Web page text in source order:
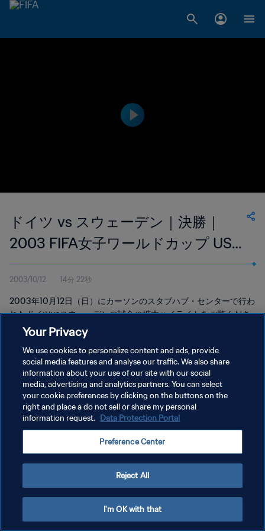
ドイツ vs スウェーデン｜決勝｜
2003 FIFA女子ワールドカップ USA
｜エクステンデッド・ハイライト
2003/10/12 14分 22秒
2003年10月12日（日）にカーソンのスタブハブ・センターで行わ
れたドイツvsスウェーデンの試合の拡大ハイライトをご覧くださ
い。
プライバシーポリシー
サービス利用規約
クッキー設定の管理
Copyright © 1994 - 2026 FIFA. All rights reserved.
Your Privacy
We use cookies to personalize content and ads, provide
social media features and analyse our traffic. We also share
information about your use of our site with our social
media, advertising and analytics partners. You can select
your cookie preferences by clicking on the buttons on the
right and place a do not sell or share my personal
information request. Data Protection Portal
Preference Center
Reject All
I'm OK with that